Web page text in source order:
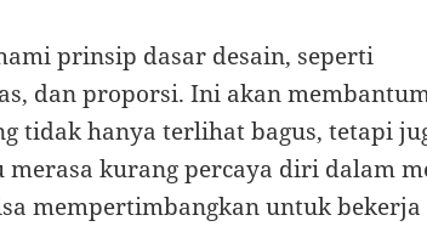
prinsip dasar desain, seperti
dan proporsi. Ini akan
tidak hanya terlihat bagus, tetapi
merasa kurang percaya diri dalam
mempertimbangkan untuk bekerja